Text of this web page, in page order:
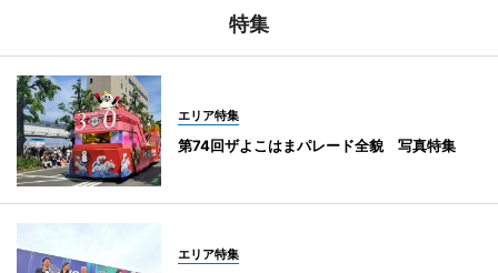
特集
エリア特集
第74回ザよこはまパレード全貌 写真特集
エリア特集